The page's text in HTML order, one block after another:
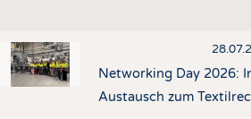
Networking Day 2026:
Austausch zum